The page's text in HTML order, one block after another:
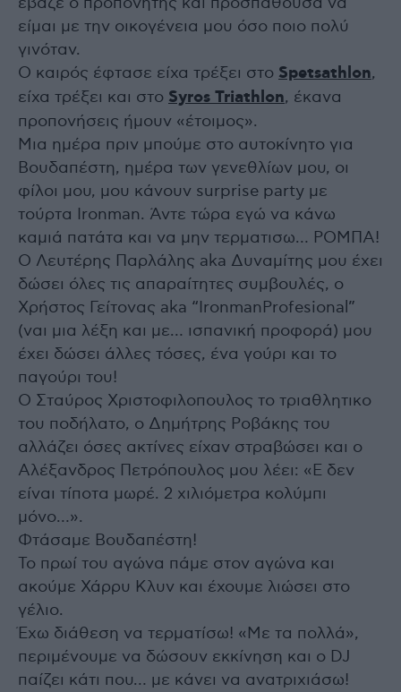
είμαι με την οικογένεια μου όσο ποιο πολύ
γινόταν.
Ο καιρός έφτασε είχα τρέξει στο Spetsathlon,
είχα τρέξει και στο Syros Triathlon, έκανα
προπονήσεις ήμουν «έτοιμος».
Μια ημέρα πριν μπούμε στο αυτοκίνητο για
Βουδαπέστη, ημέρα των γενεθλίων μου, οι
φίλοι μου, μου κάνουν surprise party με
τούρτα Ironman. Άντε τώρα εγώ να κάνω
καμιά πατάτα και να μην τερματισω… ΡΟΜΠΑ!
Ο Λευτέρης Παρλάλης aka Δυναμίτης μου έχει
δώσει όλες τις απαραίτητες συμβουλές, o
Χρήστος Γείτονας aka “IronmanProfesional”
(ναι μια λέξη και με… ισπανική προφορά) μου
έχει δώσει άλλες τόσες, ένα γούρι και το
παγούρι του!
Ο Σταύρος Χριστοφιλοπουλος το τριαθλητικο
του ποδήλατο, ο Δημήτρης Ροβάκης του
αλλάζει όσες ακτίνες είχαν στραβώσει και ο
Αλέξανδρος Πετρόπουλος μου λέει: «Ε δεν
είναι τίποτα μωρέ. 2 χιλιόμετρα κολύμπι
μόνο…».
Φτάσαμε Βουδαπέστη!
Το πρωί του αγώνα πάμε στον αγώνα και
ακούμε Χάρρυ Κλυν και έχουμε λιώσει στο
γέλιο.
Έχω διάθεση να τερματίσω! «Με τα πολλά»,
περιμένουμε να δώσουν εκκίνηση και ο DJ
παίζει κάτι που… με κάνει να ανατριχιάσω!